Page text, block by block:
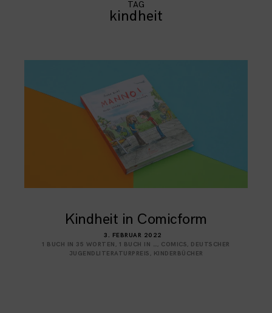
TAG
kindheit
Kindheit in Comicform
3. FEBRUAR 2022
1 BUCH IN 35 WORTEN , 1 BUCH IN …, COMICS, DEUTSCHER
JUGENDLITERATURPREIS , KINDERBÜCHER